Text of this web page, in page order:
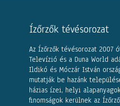
Ízőrzők tévésorozat
Az Ízőrzők tévésorozat 2007
Televízió és a Duna World
Ildikó és Móczár István
mutatják be hazánk
házias ízei, helyi
finomságok kerülnek az